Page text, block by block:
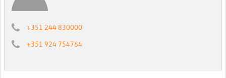
+351 244 830000
+351 924 754764